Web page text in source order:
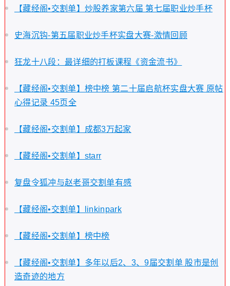
【藏经阁•交割单】炒股养家第六届 第七届职业炒手杯
史海沉钩-第五届职业炒手杯实盘大赛-激情回顾
狂龙十八段：最详细的打板课程《资金流书》
【藏经阁•交割单】榜中榜 第二十届启航杯实盘大赛 原帖
心得记录 45页全
【藏经阁•交割单】成都3万起家
【藏经阁•交割单】starr
复盘令狐冲与赵老哥交割单有感
【藏经阁•交割单】linkinpark
【藏经阁•交割单】榜中榜
【藏经阁•交割单】多年以后2、3、9届交割单 股市是创
造奇迹的地方